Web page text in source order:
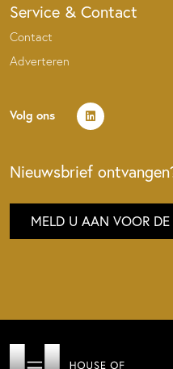
Service & Contact
Contact
Adverteren
Volg ons
Nieuwsbrief
MELD U AAN VOOR DE